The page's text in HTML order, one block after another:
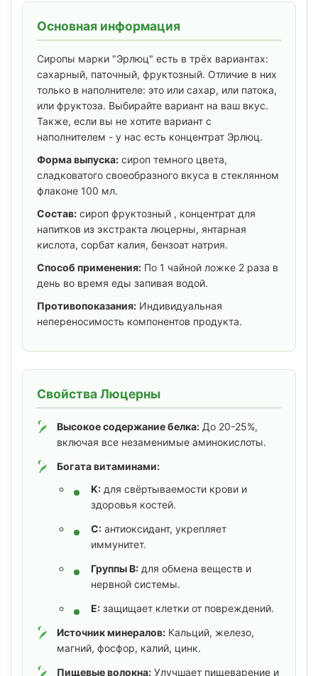
Основная информация
Сиропы марки "Эрлюц" есть в трёх вариантах:
сахарный, паточный, фруктозный. Отличие в них
только в наполнителе: это или сахар, или патока,
или фруктоза. Выбирайте вариант на ваш вкус.
Также, если вы не хотите вариант с
наполнителем - у нас есть концентрат Эрлюц.
Форма выпуска: сироп темного цвета,
сладковатого своеобразного вкуса в стеклянном
флаконе 100 мл.
Состав: сироп фруктозный , концентрат для
напитков из экстракта люцерны, янтарная
кислота, сорбат калия, бензоат натрия.
Способ применения: По 1 чайной ложке 2 раза в
день во время еды запивая водой.
Противопоказания: Индивидуальная
непереносимость компонентов продукта.
Свойства Люцерны
Высокое содержание белка: До 20-25%,
включая все незаменимые аминокислоты.
Богата витаминами:
K: для свёртываемости крови и
здоровья костей.
C: антиоксидант, укрепляет
иммунитет.
Группы B: для обмена веществ и
нервной системы.
E: защищает клетки от повреждений.
Источник минералов: Кальций, железо,
магний, фосфор, калий, цинк.
Пищевые волокна: Улучшает пищеварение и